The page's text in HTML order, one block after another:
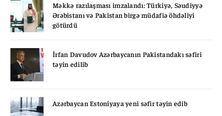
Məkkə razılaşması imzalandı: Türkiyə, Səudiyyə
Ərəbistanı və Pakistan birgə müdafiə öhdəliyi
götürdü
İrfan Davudov Azərbaycanın Pakistandakı səfiri
təyin edilib
Azərbaycan Estoniyaya yeni səfir təyin edib